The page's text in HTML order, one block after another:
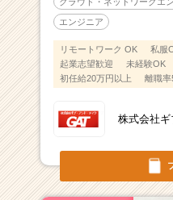
エンジニア
リモートワーク OK 私服
起業志望歓迎
未経験OK
初任給20万円以上
離職
株式会社ギ